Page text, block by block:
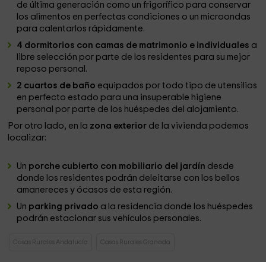
de última generación como un frigorífico para conservar
los alimentos en perfectas condiciones o un microondas
para calentarlos rápidamente.
4 dormitorios con camas de matrimonio e individuales a
libre selección por parte de los residentes para su mejor
reposo personal.
2 cuartos de baño equipados por todo tipo de utensilios
en perfecto estado para una insuperable higiene
personal por parte de los huéspedes del alojamiento.
Por otro lado, en la zona exterior de la vivienda podemos
localizar:
Un porche cubierto con mobiliario del jardín desde
donde los residentes podrán deleitarse con los bellos
amanereces y ócasos de esta región.
Un parking privado a la residencia donde los huéspedes
podrán estacionar sus vehículos personales.
Casas Rurales Andalucía Casas Rurales Granada